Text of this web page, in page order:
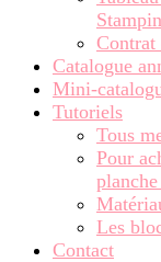
Contrat
Catalogue
Mini-
Tutoriels
Tous
Pour
Les
Contact